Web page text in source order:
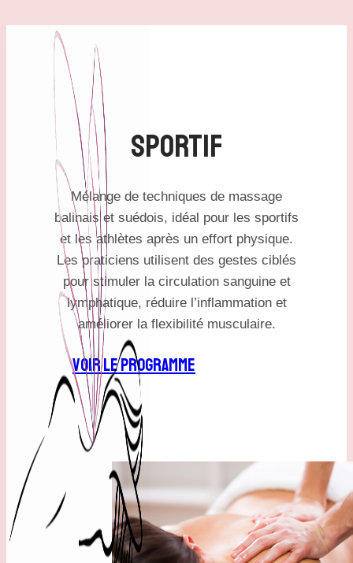
Sportif
Mélange de techniques de massage
balinais et suédois, idéal pour les sportifs
et les athlètes après un effort physique.
Les praticiens utilisent des gestes ciblés
pour stimuler la circulation sanguine et
lymphatique, réduire l’inflammation et
améliorer la flexibilité musculaire.
VOIR LE PROGRAMME